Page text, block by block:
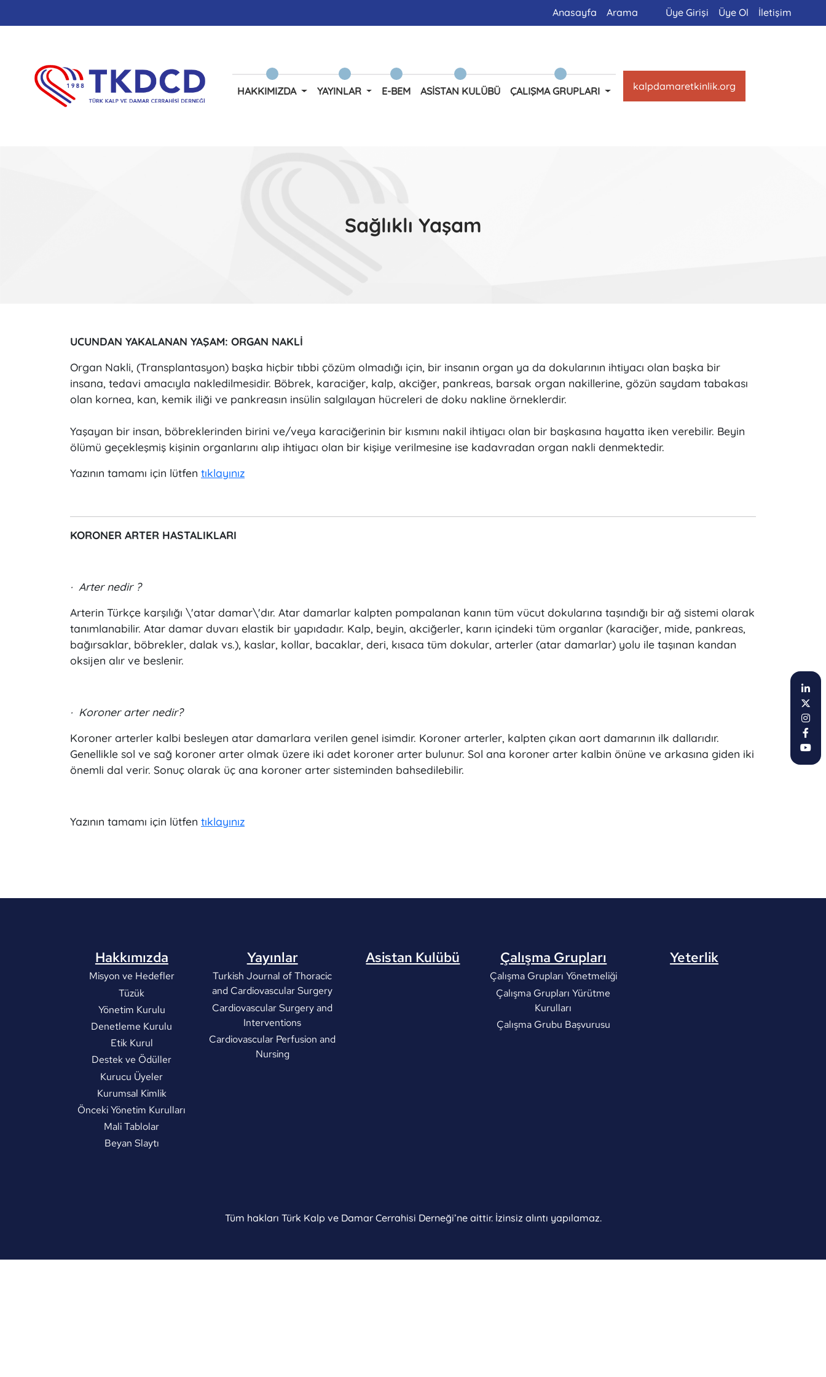
Anasayfa Arama Üye Girişi Üye Ol İletişim
HAKKIMIZDA YAYINLAR E-BEM ASISTAN KULÜBÜ ÇALIŞMA GRUPLARI kalpdamaretkinlik.org
Sağlıklı Yaşam
UCUNDAN YAKALANAN YAŞAM: ORGAN NAKLİ
Organ Nakli, (Transplantasyon) başka hiçbir tıbbi çözüm olmadığı için, bir insanın organ ya da dokularının ihtiyacı olan başka bir
insana, tedavi amacıyla nakledilmesidir. Böbrek, karaciğer, kalp, akciğer, pankreas, barsak organ nakillerine, gözün saydam tabakası
olan kornea, kan, kemik iliği ve pankreasın insülin salgılayan hücreleri de doku nakline örneklerdir.
Yaşayan bir insan, böbreklerinden birini ve/veya karaciğerinin bir kısmını nakil ihtiyacı olan bir başkasına hayatta iken verebilir. Beyin
ölümü geçekleşmiş kişinin organlarını alıp ihtiyacı olan bir kişiye verilmesine ise kadavradan organ nakli denmektedir.
Yazının tamamı için lütfen tıklayınız
KORONER ARTER HASTALIKLARI
· Arter nedir ?
Arterin Türkçe karşılığı \'atar damar\'dır. Atar damarlar kalpten pompalanan kanın tüm vücut dokularına taşındığı bir ağ sistemi olarak
tanımlanabilir. Atar damar duvarı elastik bir yapıdadır. Kalp, beyin, akciğerler, karın içindeki tüm organlar (karaciğer, mide, pankreas,
bağırsaklar, böbrekler, dalak vs.), kaslar, kollar, bacaklar, deri, kısaca tüm dokular, arterler (atar damarlar) yolu ile taşınan kandan
oksijen alır ve beslenir.
· Koroner arter nedir?
Koroner arterler kalbi besleyen atar damarlara verilen genel isimdir. Koroner arterler, kalpten çıkan aort damarının ilk dallarıdır.
Genellikle sol ve sağ koroner arter olmak üzere iki adet koroner arter bulunur. Sol ana koroner arter kalbin önüne ve arkasına giden iki
önemli dal verir. Sonuç olarak üç ana koroner arter sisteminden bahsedilebilir.
Yazının tamamı için lütfen tıklayınız
Hakkımızda
Misyon ve Hedefler
Tüzük
Yönetim Kurulu
Denetleme Kurulu
Etik Kurul
Destek ve Ödüller
Kurucu Üyeler
Kurumsal Kimlik
Önceki Yönetim Kurulları
Mali Tablolar
Beyan Slaytı
Yayınlar
Turkish Journal of Thoracic
and Cardiovascular Surgery
Cardiovascular Surgery and
Interventions
Cardiovascular Perfusion and
Nursing
Asistan Kulübü Çalışma Grupları
Çalışma Grupları Yönetmeliği
Çalışma Grupları Yürütme
Kurulları
Çalışma Grubu Başvurusu
Yeterlik
Tüm hakları Türk Kalp ve Damar Cerrahisi Derneği’ne aittir. İzinsiz alıntı yapılamaz.